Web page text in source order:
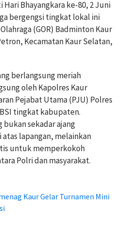
Bhayangkara ke-80, 2 Juni
bergengsi tingkat lokal ini
(GOR) Badminton Kaur
Kecamatan Kaur Selatan,
berlangsung meriah
oleh Kapolres Kaur
Pejabat Utama (PJU) Polres
tingkat kabupaten.
bukan sekadar ajang
lapangan, melainkan
untuk memperkokoh
Polri dan masyarakat.
Kaur Gelar Turnamen Mini